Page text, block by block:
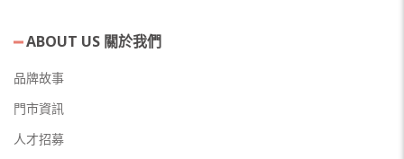
ABOUT US 關於我們
品牌故事
門市資訊
人才招募